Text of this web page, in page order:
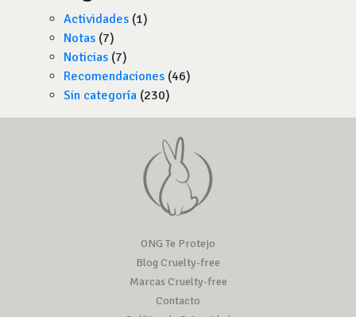
Actividades (1)
Notas (7)
Noticias (7)
Recomendaciones (46)
Sin categoría (230)
ONG Te Protejo
Blog Cruelty-free
Marcas Cruelty-free
Contacto